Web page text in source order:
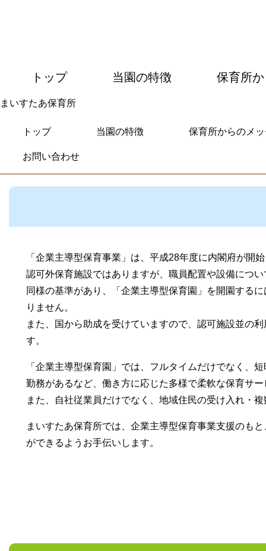
トップ 当園の特徴 保育所
まいすたあ保育所
トップ 当園の特徴 保育所からのメ
お問い合わせ
「企業主導型保育事業」は、平成28年度に内閣府が開
認可外保育施設ではありますが、職員配置や設備につ
同様の基準があり、「企業主導型保育園」を開園する
りません。
また、国から助成を受けていますので、認可施設並の
す。
「企業主導型保育園」では、フルタイムだけでなく、
勤務があるなど、働き方に応じた多様で柔軟な保育サ
また、自社従業員だけでなく、地域住民の受け入れ・
まいすたあ保育所では、企業主導型保育事業支援のも
ができるようお手伝いします。